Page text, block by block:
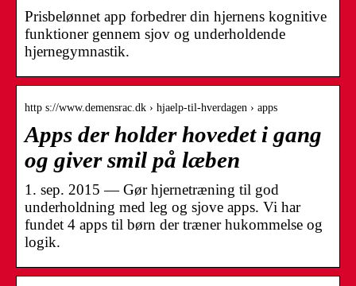
Prisbelønnet app forbedrer din hjernens kognitive
funktioner gennem sjov og underholdende
hjernegymnastik.
http s://www.demensrac.dk › hjaelp-til-hverdagen › apps
Apps der holder hovedet i gang
og giver smil på læben
1. sep. 2015 — Gør hjernetræning til god
underholdning med leg og sjove apps. Vi har
fundet 4 apps til børn der træner hukommelse og
logik.